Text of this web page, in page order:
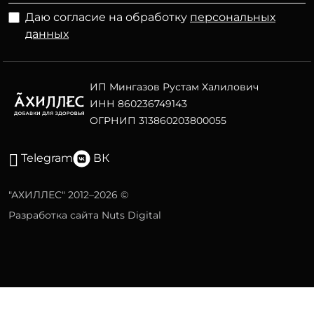
Даю согласие на обработку персональных
данных
ИП Мингазов Рустам Халилович
ИНН 860236749143
ОГРНИП 313860203800055
Telegram ВК
"АХИЛЛЕС" 2012–2026 ©
Разработка сайта Nuts Digital